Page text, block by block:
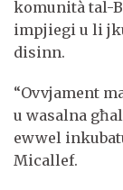
komunità tal-
impjiegi u li
disinn.
“Ovvjament
u wasalna
ewwel
Micallef.